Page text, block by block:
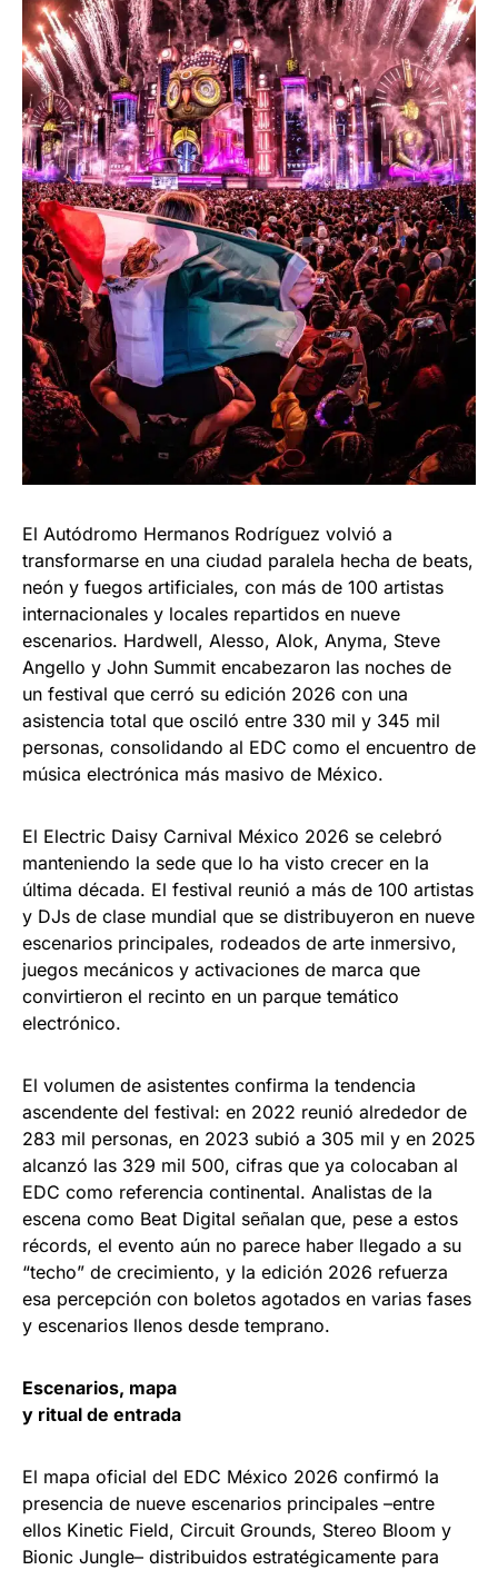
El Autódromo Hermanos Rodríguez volvió a
transformarse en una ciudad paralela hecha de beats,
neón y fuegos artificiales, con más de 100 artistas
internacionales y locales repartidos en nueve
escenarios. Hardwell, Alesso, Alok, Anyma, Steve
Angello y John Summit encabezaron las noches de
un festival que cerró su edición 2026 con una
asistencia total que osciló entre 330 mil y 345 mil
personas, consolidando al EDC como el encuentro de
música electrónica más masivo de México.
El Electric Daisy Carnival México 2026 se celebró
manteniendo la sede que lo ha visto crecer en la
última década. El festival reunió a más de 100 artistas
y DJs de clase mundial que se distribuyeron en nueve
escenarios principales, rodeados de arte inmersivo,
juegos mecánicos y activaciones de marca que
convirtieron el recinto en un parque temático
electrónico.
El volumen de asistentes confirma la tendencia
ascendente del festival: en 2022 reunió alrededor de
283 mil personas, en 2023 subió a 305 mil y en 2025
alcanzó las 329 mil 500, cifras que ya colocaban al
EDC como referencia continental. Analistas de la
escena como Beat Digital señalan que, pese a estos
récords, el evento aún no parece haber llegado a su
“techo” de crecimiento, y la edición 2026 refuerza
esa percepción con boletos agotados en varias fases
y escenarios llenos desde temprano.
Escenarios, mapa
y ritual de entrada
El mapa oficial del EDC México 2026 confirmó la
presencia de nueve escenarios principales –entre
ellos Kinetic Field, Circuit Grounds, Stereo Bloom y
Bionic Jungle– distribuidos estratégicamente para